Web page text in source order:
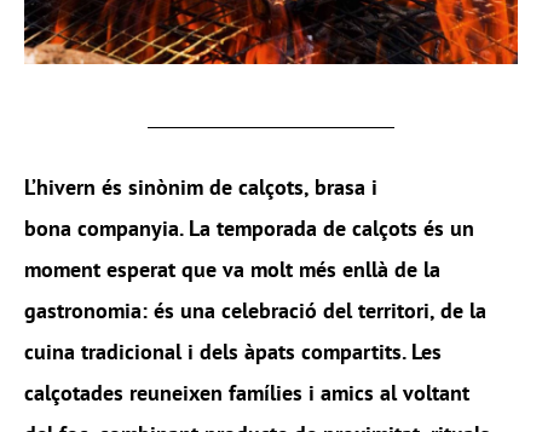
L’hivern és sinònim de calçots, brasa i
bona companyia. La temporada de calçots és un
moment esperat que va molt més enllà de la
gastronomia: és una celebració del territori, de la
cuina tradicional i dels àpats compartits. Les
calçotades reuneixen famílies i amics al voltant